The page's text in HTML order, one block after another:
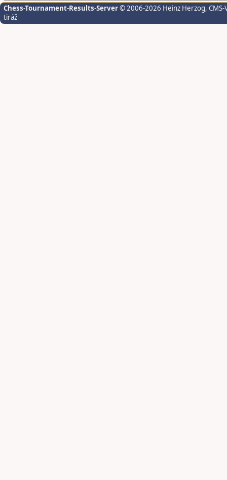
Chess-Tournament-Results-Server© 2006-2026 Heinz Herzog,
tiráž